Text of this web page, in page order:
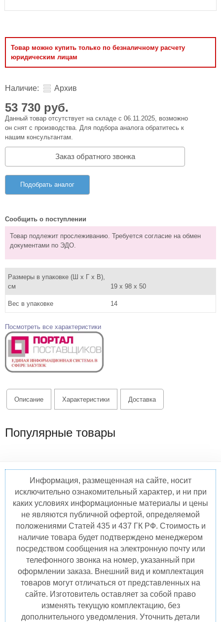
Товар можно купить только по безналичному расчету
юридическим лицам
Наличие: Архив
53 730 руб.
Данный товар отсутствует на складе с 06.11.2025, возможно
он снят с производства. Для подбора аналога обратитесь к
нашим консультантам.
Заказ обратного звонка
Подобрать аналог
Сообщить о поступлении
Товар подлежит прослеживанию. Требуется согласие на обмен
документами по ЭДО.
Размеры в упаковке (Ш x Г x В),
см
19 x 98 x 50
Вес в упаковке 14
Посмотреть все характеристики
Описание Характеристики Доставка
Популярные товары
Информация, размещенная на сайте, носит
исключительно ознакомительный характер, и ни при
каких условиях информационные материалы и цены
не являются публичной офертой, определяемой
положениями Статей 435 и 437 ГК РФ. Стоимость и
наличие товара будет подтверждено менеджером
посредством сообщения на электронную почту или
телефонного звонка на номер, указанный при
оформлении заказа. Внешний вид и комплектация
товаров могут отличаться от представленных на
сайте. Изготовитель оставляет за собой право
изменять текущую комплектацию, без
дополнительного уведомления. Уточнить детали